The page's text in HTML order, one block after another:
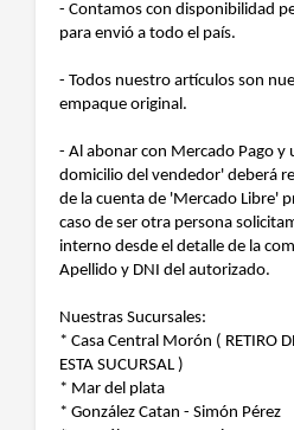
- Contamos con disponibilidad
para envió a todo el país.
- Todos nuestro artículos son
empaque original.
- Al abonar con Mercado Pago y
domicilio del vendedor' deberá
de la cuenta de 'Mercado Libre'
caso de ser otra persona
interno desde el detalle de la
Apellido y DNI del autorizado.
Nuestras Sucursales:
* Casa Central Morón ( RETIRO
ESTA SUCURSAL )
* Mar del plata
* González Catan - Simón Pérez